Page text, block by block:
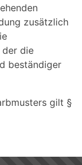
zusätzlich
der die
beständiger
gilt §